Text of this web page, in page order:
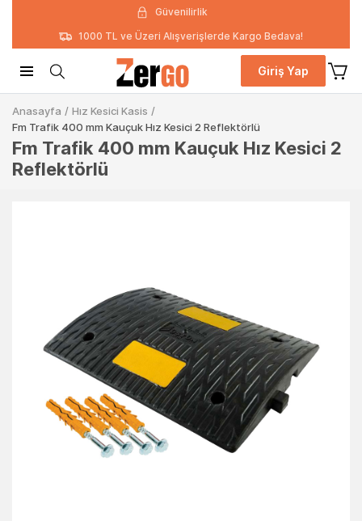
Güvenilirlik
1000 TL ve Üzeri Alışverişlerde Kargo Bedava!
Giriş Yap
Anasayfa / Hız Kesici Kasis /
Fm Trafik 400 mm Kauçuk Hız Kesici 2 Reflektörlü
Fm Trafik 400 mm Kauçuk Hız Kesici 2
Reflektörlü